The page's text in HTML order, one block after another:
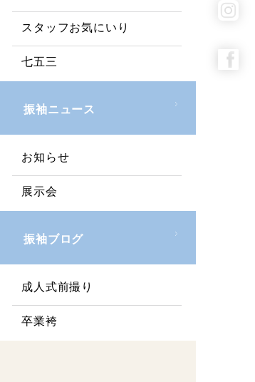
スタッフお気にいり
七五三
振袖ニュース
お知らせ
展示会
振袖ブログ
成人式前撮り
卒業袴